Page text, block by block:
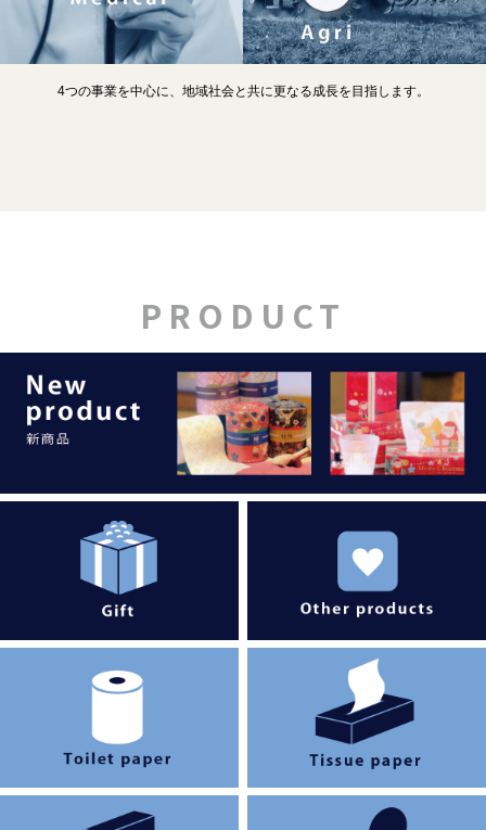
会社概要
第7回マーケティングWeek-春- 販促EXPO（展示会）に参加致します
4つの事業を中心に、地域社会と共に更なる成長を目指します。
PRODUCT